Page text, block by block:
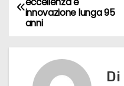
b
o
o
k
d
n
vi
a
v
innovazione lunga 95
anni
Di